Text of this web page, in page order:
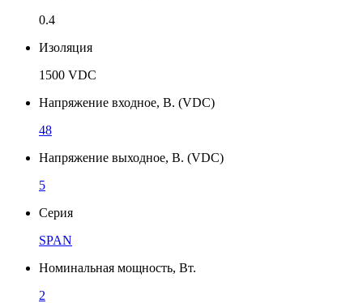
0.4
Изоляция
1500 VDC
Напряжение входное, В. (VDC)
48
Напряжение выходное, В. (VDC)
5
Серия
SPAN
Номинальная мощность, Вт.
2